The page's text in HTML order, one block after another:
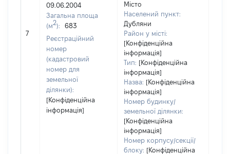
7
09.06.2004
Загальна площа
(м2):
683
Реєстраційний
номер
(кадастровий
номер для
земельної
ділянки):
[Конфіденційна
інформація]
Місто
Населений пункт:
Дубляни
Район у місті:
[Конфіденційна
інформація]
Тип: [Конфіденційна
інформація]
Назва: [Конфіденційна
інформація]
Номер будинку/
земельної ділянки:
[Конфіденційна
інформація]
Номер корпусу/секції/
блоку: [Конфіденційна